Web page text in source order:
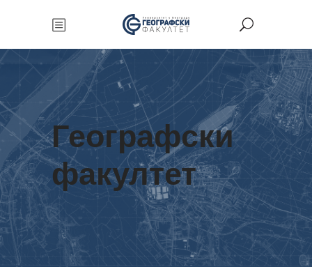
Географски
факултет